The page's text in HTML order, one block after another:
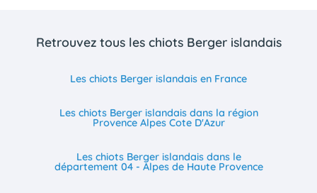
Retrouvez tous les chiots Berger islandais
Les chiots Berger islandais en France
Les chiots Berger islandais dans la région
Provence Alpes Cote D'Azur
Les chiots Berger islandais dans le
département 04 - Alpes de Haute Provence